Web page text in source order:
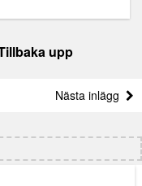
upp
Nästa inlägg